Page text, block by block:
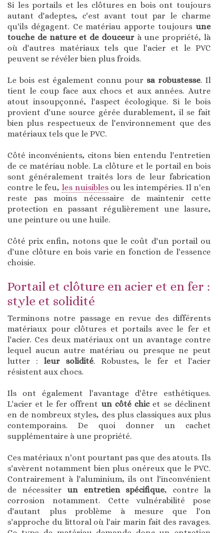
Si les portails et les clôtures en bois ont toujours
autant d'adeptes, c'est avant tout par le charme
qu'ils dégagent. Ce matériau apporte toujours une
touche de nature et de douceurà une propriété, là
où d'autres matériaux tels que l'acier et le PVC
peuvent se révéler bien plus froids.
Le bois est également connu pour sa robustesse. Il
tient le coup face aux chocs et aux années. Autre
atout insoupçonné, l'aspect écologique. Si le bois
provient d'une source gérée durablement, il se fait
bien plus respectueux de l'environnement que des
matériaux tels que le PVC.
Côté inconvénients, citons bien entendu l'entretien
de ce matériau noble. La clôture et le portail en bois
sont généralement traités lors de leur fabrication
contre le feu, les nuisiblesou les intempéries. Il n'en
reste pas moins nécessaire de maintenir cette
protection en passant régulièrement une lasure,
une peinture ou une huile.
Côté prix enfin, notons que le coût d'un portail ou
d'une clôture en bois varie en fonction de l'essence
choisie.
Portail et clôture en acier et en fer :
style et solidité
Terminons notre passage en revue des différents
matériaux pour clôtures et portails avec le fer et
l'acier. Ces deux matériaux ont un avantage contre
lequel aucun autre matériau ou presque ne peut
lutter : leur solidité. Robustes, le fer et l'acier
résistent aux chocs.
Ils ont également l'avantage d'être esthétiques.
L'acier et le fer offrent un côté chicet se déclinent
en de nombreux styles, des plus classiques aux plus
contemporains. De quoi donner un cachet
supplémentaire à une propriété.
Ces matériaux n'ont pourtant pas que des atouts. Ils
s'avèrent notamment bien plus onéreux que le PVC.
Contrairement à l'aluminium, ils ont l'inconvénient
de nécessiter un entretien spécifique, contre la
corrosion notamment. Cette vulnérabilité pose
d'autant plus problème à mesure que l'on
s'approche du littoral où l'air marin fait des ravages.